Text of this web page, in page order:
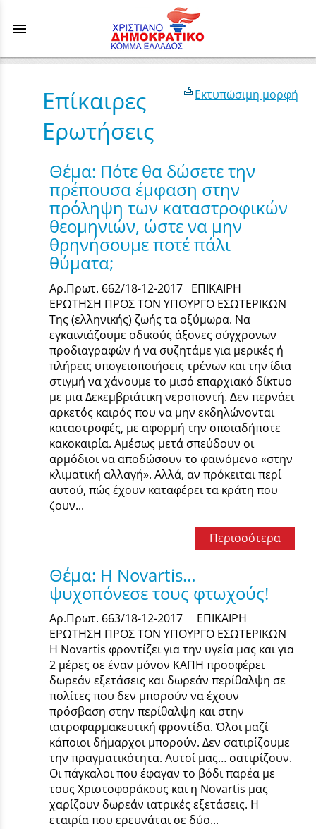
menu
Εκτυπώσιμη μορφή
Επίκαιρες
Ερωτήσεις
Θέμα: Πότε θα δώσετε την
πρέπουσα έμφαση στην
πρόληψη των καταστροφικών
θεομηνιών, ώστε να μην
θρηνήσουμε ποτέ πάλι
θύματα;
Αρ.Πρωτ. 662/18-12-2017 ΕΠΙΚΑΙΡΗ
ΕΡΩΤΗΣΗ ΠΡΟΣ ΤΟΝ ΥΠΟΥΡΓΟ ΕΣΩΤΕΡΙΚΩΝ
Της (ελληνικής) ζωής τα οξύµωρα. Να
εγκαινιάζουµε οδικούς άξονες σύγχρονων
προδιαγραφών ή να συζητάμε για μερικές ή
πλήρεις υπογειοποιήσεις τρένων και την ίδια
στιγμή να χάνουμε το µισό επαρχιακό δίκτυο
µε µια Δεκεµβριάτικη νεροποντή. ∆εν περνάει
αρκετός καιρός που να µην εκδηλώνονται
καταστροφές, µε αφορμή την οποιαδήποτε
κακοκαιρία. Αμέσως μετά σπεύδουν οι
αρμόδιοι να αποδώσουν το φαινόμενο «στην
κλιματική αλλαγή». Αλλά, αν πρόκειται περί
αυτού, πώς έχουν καταφέρει τα κράτη που
ζουν...
Περισσότερα
Θέμα: Η Novartis…
ψυχοπόνεσε τους φτωχούς!
Αρ.Πρωτ. 663/18-12-2017 ΕΠΙΚΑΙΡΗ
ΕΡΩΤΗΣΗ ΠΡΟΣ ΤΟΝ ΥΠΟΥΡΓΟ ΕΣΩΤΕΡΙΚΩΝ
Η Novartis φροντίζει για την υγεία μας και για
2 μέρες σε έναν μόνον ΚΑΠΗ προσφέρει
δωρεάν εξετάσεις και δωρεάν περίθαλψη σε
πολίτες που δεν μπορούν να έχουν
πρόσβαση στην περίθαλψη και στην
ιατροφαρμακευτική φροντίδα. Όλοι μαζί
κάποιοι δήμαρχοι μπορούν. Δεν σατιρίζουμε
την πραγματικότητα. Αυτοί μας… σατιρίζουν.
Οι πάγκαλοι που έφαγαν το βόδι παρέα με
τους Χριστοφοράκους και η Novartis μας
χαρίζουν δωρεάν ιατρικές εξετάσεις. Η
εταιρία που ερευνάται σε δύο...